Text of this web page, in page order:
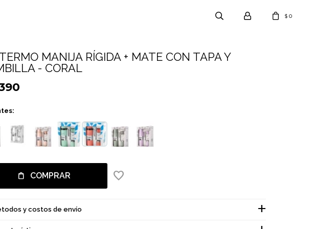
$ 0
MANIJA RÍGIDA + MATE CON TAPA Y
- CORAL
COMPRAR
y costos de envío